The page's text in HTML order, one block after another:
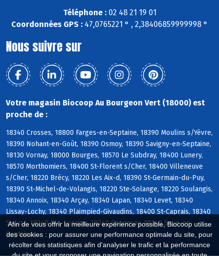
Afin de vous offrir la meilleure expérience possible, Biocoop utilise
des cookies : pour assurer une performance optimale du site, pour
récolter des statistiques afin d'analyser le trafic et la performance
Téléphone :02 48 21 19 01
Coordonnées GPS : 47,0765221 ° , 2,38406859999998 °
Nous suivre sur
Votre magasin Biocoop Au Bourgeon Vert (18000) est
proche de :
18340 Crosses, 18800 Farges-en-Septaine, 18390 Moulins s/Yèvre,
18390 Nohant-en-Goût, 18390 Osmoy, 18390 Savigny-en-Septaine,
18130 Vornay, 18000 Bourges, 18570 Le Subdray, 18400 Lunery,
18570 Morthomiers, 18400 St-Florent s/Cher, 18400 Villeneuve
s/Cher, 18220 Brécy, 18220 Les Aix-d, 18390 St-Germain-du-Puy,
18390 St-Michel-de-Volangis, 18220 Ste-Solange, 18220 Soulangis,
18340 Annoix, 18340 Arçay, 18340 Lapan, 18340 Levet, 18340
Lissay-Lochy, 18340 Plaimpied-Givaudins, 18400 St-Caprais, 18340
St-Just, 18340 Ste-Lunaise, 18340 Senneçay, 18340 Soye-en-
Septaine